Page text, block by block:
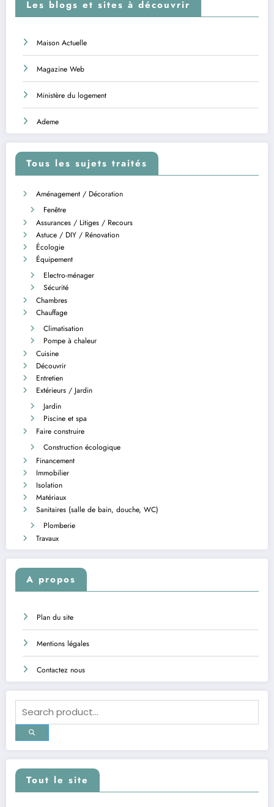
Les blogs et sites à découvrir
Maison Actuelle
Magazine Web
Ministère du logement
Ademe
Tous les sujets traités
Aménagement / Décoration
Fenêtre
Assurances / Litiges / Recours
Astuce / DIY / Rénovation
Écologie
Équipement
Electro-ménager
Sécurité
Chambres
Chauffage
Climatisation
Pompe à chaleur
Cuisine
Découvrir
Entretien
Extérieurs / Jardin
Jardin
Piscine et spa
Faire construire
Construction écologique
Financement
Immobilier
Isolation
Matériaux
Sanitaires (salle de bain, douche, WC)
Plomberie
Travaux
A propos
Plan du site
Mentions légales
Contactez nous
Tout le site